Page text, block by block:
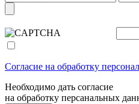
Согласие на обработку
Необходимо дать согласие
на обработку персанальных